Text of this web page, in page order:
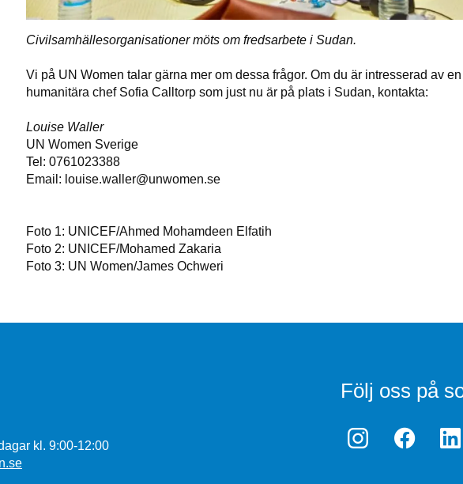
Civilsamhällesorganisationer möts om fredsarbete i Sudan.
Vi på UN Women talar gärna mer om dessa frågor. Om du är intresserad av
humanitära chef Sofia Calltorp som just nu är på plats i Sudan, kontakta:
Louise Waller
UN Women Sverige
Tel: 0761023388
Email: louise.waller@unwomen.se
Foto 1: UNICEF/Ahmed Mohamdeen Elfatih
Foto 2: UNICEF/Mohamed Zakaria
Foto 3: UN Women/James Ochweri
kl. 9:00-12:00
Följ oss på